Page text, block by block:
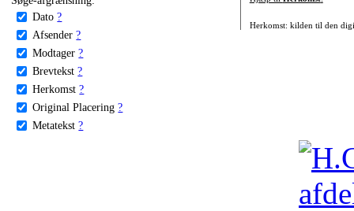
Dato ?
Afsender ?
Modtager ?
Brevtekst ?
Herkomst ?
Original Placering ?
Metatekst ?
Herkomst: kilden til den